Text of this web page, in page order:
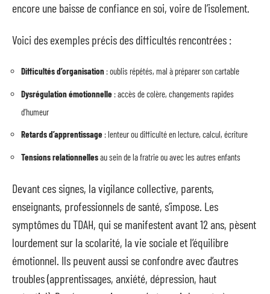
encore une baisse de confiance en soi, voire de l’isolement.
Voici des exemples précis des difficultés rencontrées :
Difficultés d’organisation : oublis répétés, mal à préparer son cartable
Dysrégulation émotionnelle : accès de colère, changements rapides
d’humeur
Retards d’apprentissage : lenteur ou difficulté en lecture, calcul, écriture
Tensions relationnellesau sein de la fratrie ou avec les autres enfants
Devant ces signes, la vigilance collective, parents,
enseignants, professionnels de santé, s’impose. Les
symptômes du TDAH, qui se manifestent avant 12 ans, pèsent
lourdement sur la scolarité, la vie sociale et l’équilibre
émotionnel. Ils peuvent aussi se confondre avec d’autres
troubles (apprentissages, anxiété, dépression, haut